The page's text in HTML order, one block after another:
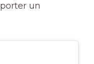
porter un